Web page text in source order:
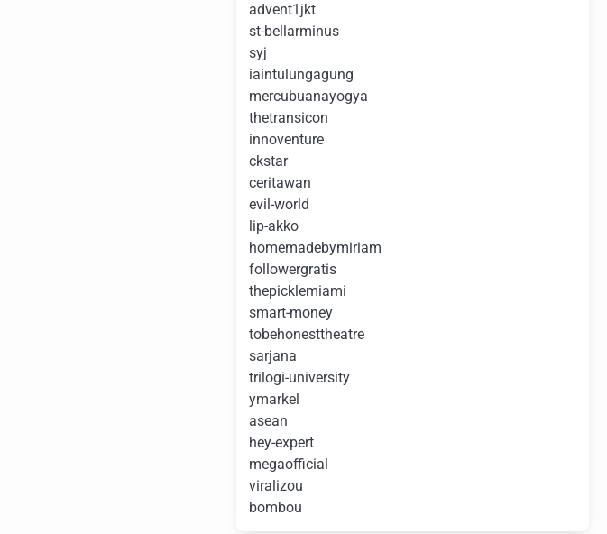
advent1jkt
st-bellarminus
syj
iaintulungagung
mercubuanayogya
thetransicon
innoventure
ckstar
ceritawan
evil-world
lip-akko
homemadebymiriam
followergratis
thepicklemiami
smart-money
tobehonesttheatre
sarjana
trilogi-university
ymarkel
asean
hey-expert
megaofficial
viralizou
bombou